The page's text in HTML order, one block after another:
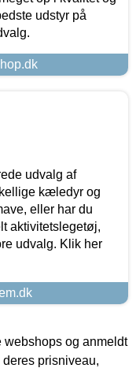
udstyr på
udvalg af
kæledyr og
eller har du
aktivitetslegetøj,
udvalg. Klik her
og anmeldt
prisniveau,